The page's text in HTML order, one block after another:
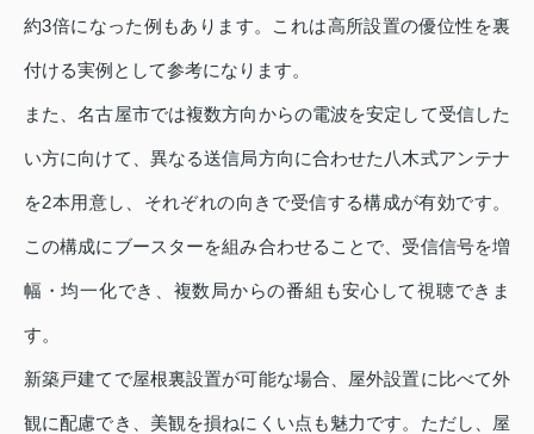
約3倍になった例もあります。これは高所設置の優位性を裏
付ける実例として参考になります。
また、名古屋市では複数方向からの電波を安定して受信した
い方に向けて、異なる送信局方向に合わせた八木式アンテナ
を2本用意し、それぞれの向きで受信する構成が有効です。
この構成にブースターを組み合わせることで、受信信号を増
幅・均一化でき、複数局からの番組も安心して視聴できま
す。
新築戸建てで屋根裏設置が可能な場合、屋外設置に比べて外
観に配慮でき、美観を損ねにくい点も魅力です。ただし、屋